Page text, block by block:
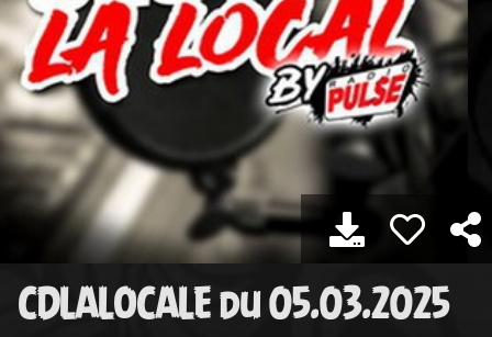
CDLALOCALE du 05.03.2025